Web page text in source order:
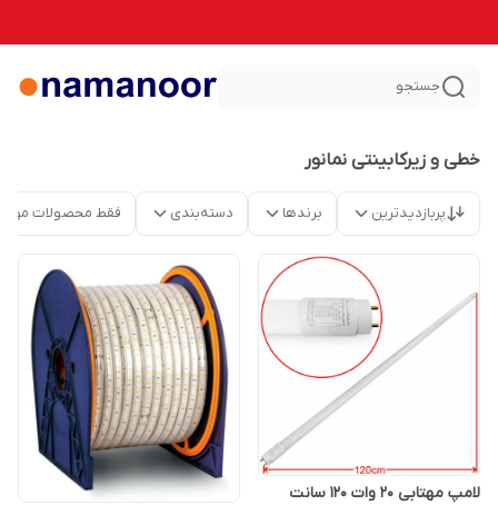
جستجو
خطی و زیرکابینتی نمانور
پربازدیدترین برندها دسته‌بندی فقط محصولات
لامپ مهتابی 20 وات 120 سانت